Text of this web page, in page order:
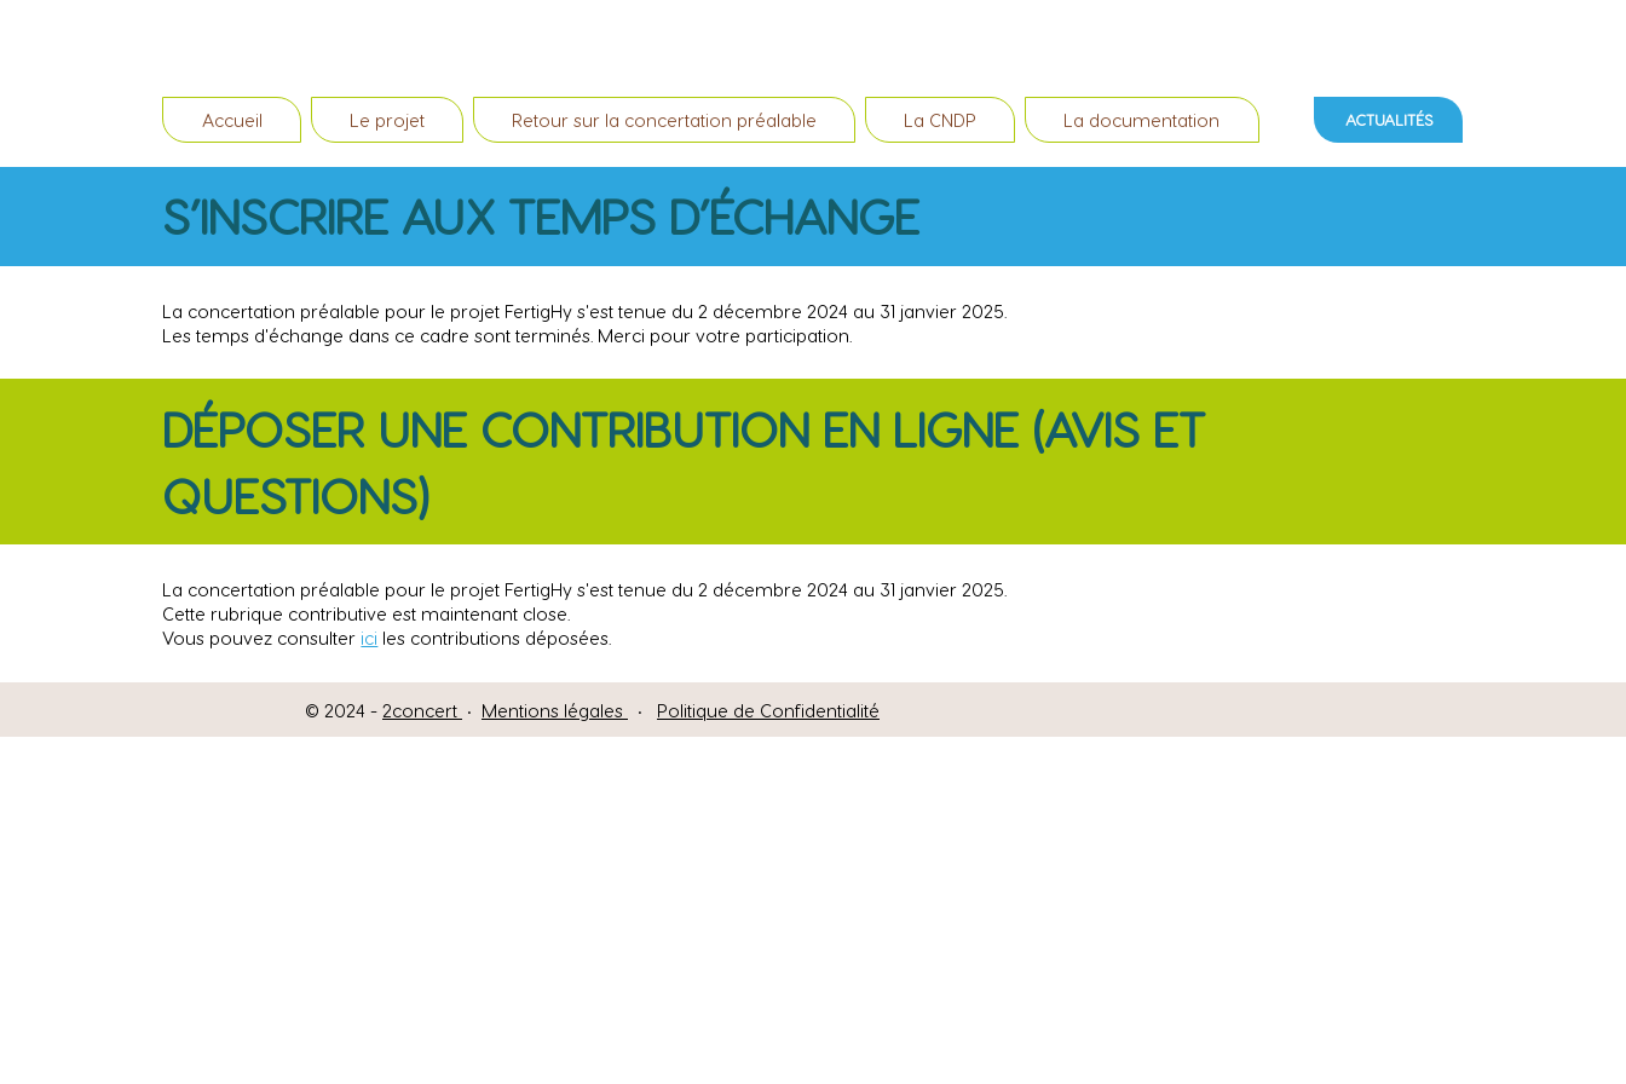
Accueil Le projet Retour sur la concertation préalable La CNDP La documentation ACTUALITÉS
S’INSCRIRE AUX TEMPS D’ÉCHANGE
La concertation préalable pour le projet FertigHy s'est tenue du 2 décembre 2024 au 31 janvier 2025.
Les temps d'échange dans ce cadre sont terminés. Merci pour votre participation.
DÉPOSER UNE CONTRIBUTION EN LIGNE (AVIS ET
QUESTIONS)
La concertation préalable pour le projet FertigHy s'est tenue du 2 décembre 2024 au 31 janvier 2025.
Cette rubrique contributive est maintenant close.
Vous pouvez consulter ici les contributions déposées.
© 2024 - 2concert • Mentions légales • Politique de Confidentialité